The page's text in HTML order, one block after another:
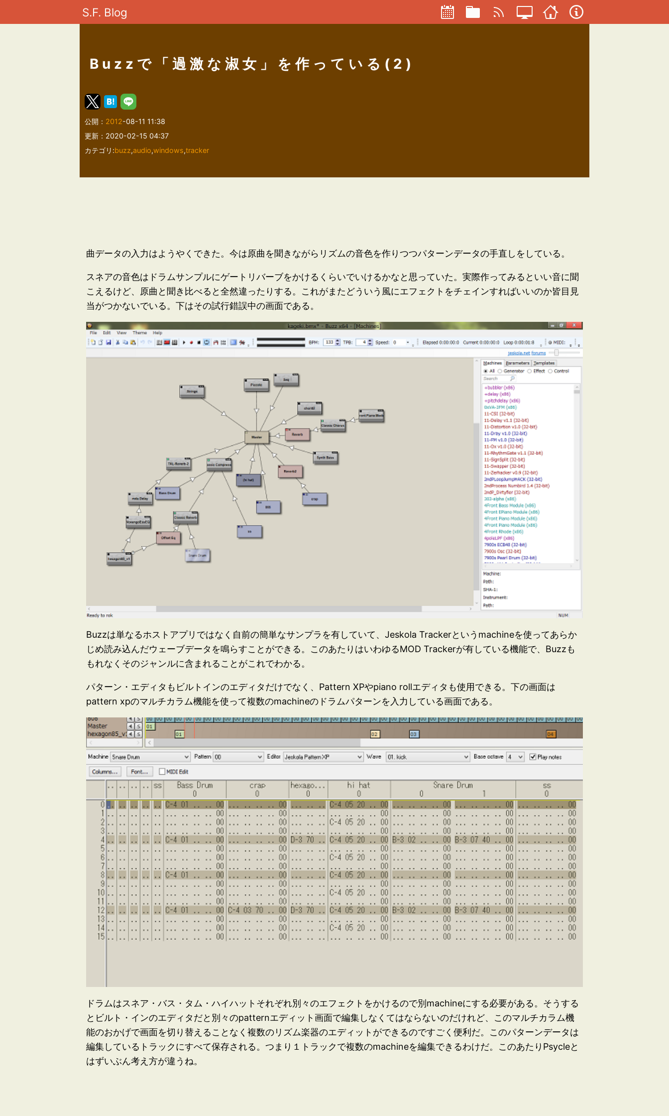
S.F. Blog
Buzzで「過激な淑女」を作っている(2)
公開： 2012-08-11 11:38
更新：2020-02-15 04:37
カテゴリ:buzz,audio,windows,tracker
曲データの入力はようやくできた。今は原曲を聞きながらリズムの音色を作りつつパターンデータの手直しをしている。
スネアの音色はドラムサンプルにゲートリバーブをかけるくらいでいけるかなと思っていた。実際作ってみるといい音に聞
こえるけど、原曲と聞き比べると全然違ったりする。これがまたどういう風にエフェクトをチェインすればいいのか皆目見
当がつかないでいる。下はその試行錯誤中の画面である。
Buzzは単なるホストアプリではなく自前の簡単なサンプラを有していて、Jeskola Trackerというmachineを使ってあらか
じめ読み込んだウェーブデータを鳴らすことができる。このあたりはいわゆるMOD Trackerが有している機能で、Buzzも
もれなくそのジャンルに含まれることがこれでわかる。
パターン・エディタもビルトインのエディタだけでなく、Pattern XPやpiano rollエディタも使用できる。下の画面は
pattern xpのマルチカラム機能を使って複数のmachineのドラムパターンを入力している画面である。
ドラムはスネア・バス・タム・ハイハットそれぞれ別々のエフェクトをかけるので別machineにする必要がある。そうする
とビルト・インのエディタだと別々のpatternエディット画面で編集しなくてはならないのだけれど、このマルチカラム機
能のおかげで画面を切り替えることなく複数のリズム楽器のエディットができるのですごく便利だ。このパターンデータは
編集しているトラックにすべて保存される。つまり１トラックで複数のmachineを編集できるわけだ。このあたりPsycleと
はずいぶん考え方が違うね。